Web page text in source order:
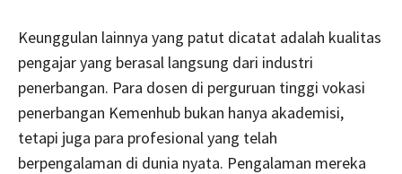
Keunggulan lainnya yang patut dicatat adalah kualitas
pengajar yang berasal langsung dari industri
penerbangan. Para dosen di perguruan tinggi vokasi
penerbangan Kemenhub bukan hanya akademisi,
tetapi juga para profesional yang telah
berpengalaman di dunia nyata. Pengalaman mereka